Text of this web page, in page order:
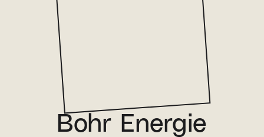
Bohr Energie